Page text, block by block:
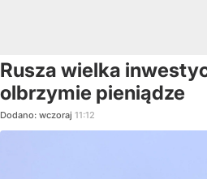
Rusza wielka
olbrzymie pieniądze
Dodano: wczoraj 11:12